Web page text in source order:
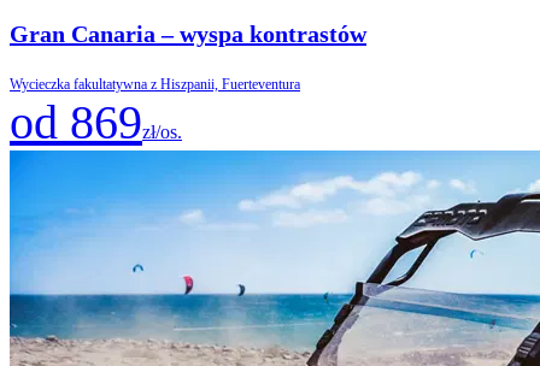
Gran Canaria – wyspa kontrastów
Wycieczka fakultatywna z Hiszpanii, Fuerteventura
od 869zł/os.